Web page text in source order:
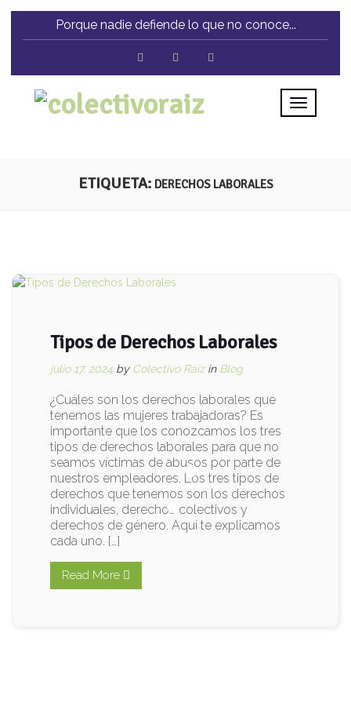
Porque nadie defiende lo que no conoce...
ETIQUETA: DERECHOS LABORALES
Tipos de Derechos Laborales
julio 17, 2024 by Colectivo Raíz in Blog
¿Cuáles son los derechos laborales que
tenemos las mujeres trabajadoras? Es
importante que los conozcamos los tres
tipos de derechos laborales para que no
seamos víctimas de abusos por parte de
nuestros empleadores. Los tres tipos de
derechos que tenemos son los derechos
individuales, derechos colectivos y
derechos de género. Aquí te explicamos
cada uno. […]
Read More